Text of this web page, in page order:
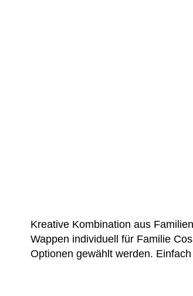
Kreative Kombination aus
Wappen individuell für Familie
Optionen gewählt werden. Einfach